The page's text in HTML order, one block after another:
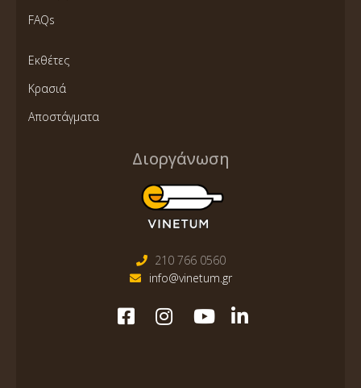
FAQs
Εκθέτες
Κρασιά
Αποστάγματα
Διοργάνωση
210 766 0560
info@vinetum.gr